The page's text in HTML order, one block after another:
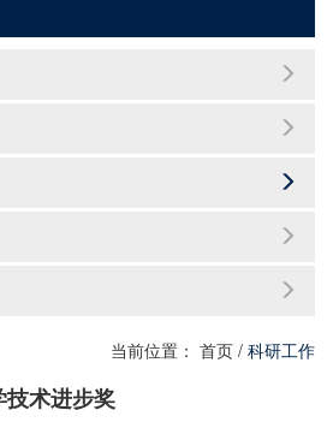
当前位置： 首页 / 科研工作
术进步奖